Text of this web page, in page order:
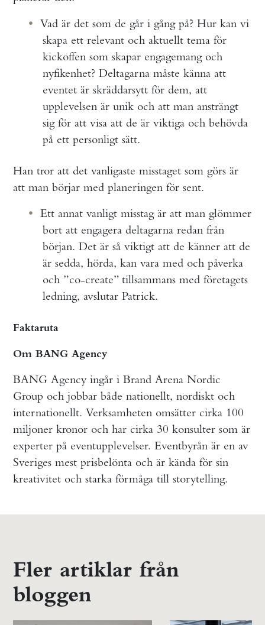
Vad är det som de går i gång på? Hur kan vi
skapa ett relevant och aktuellt tema för
kickoffen som skapar engagemang och
nyfikenhet? Deltagarna måste känna att
eventet är skräddarsytt för dem, att
upplevelsen är unik och att man ansträngt
sig för att visa att de är viktiga och behövda
på ett personligt sätt.
Han tror att det vanligaste misstaget som görs är
att man börjar med planeringen för sent.
Ett annat vanligt misstag är att man glömmer
bort att engagera deltagarna redan från
början. Det är så viktigt att de känner att de
är sedda, hörda, kan vara med och påverka
och ”co-create” tillsammans med företagets
ledning, avslutar Patrick.
Faktaruta
Om BANG Agency
BANG Agency ingår i Brand Arena Nordic
Group och jobbar både nationellt, nordiskt och
internationellt. Verksamheten omsätter cirka 100
miljoner kronor och har cirka 30 konsulter som är
experter på eventupplevelser. Eventbyrån är en av
Sveriges mest prisbelönta och är kända för sin
kreativitet och starka förmåga till storytelling.
Fler artiklar från
bloggen